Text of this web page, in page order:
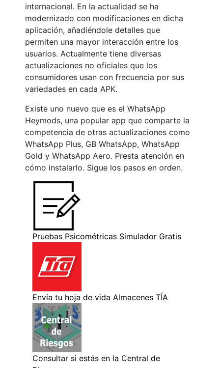
internacional. En la actualidad se ha
modernizado con modificaciones en dicha
aplicación, añadiéndole detalles que
permiten una mayor interacción entre los
usuarios. Actualmente tiene diversas
actualizaciones no oficiales que los
consumidores usan con frecuencia por sus
variedades en cada APK.
Existe uno nuevo que es el WhatsApp
Heymods, una popular app que comparte la
competencia de otras actualizaciones como
WhatsApp Plus, GB WhatsApp, WhatsApp
Gold y WhatsApp Aero. Presta atención en
cómo instalarlo. Sigue los pasos en orden.